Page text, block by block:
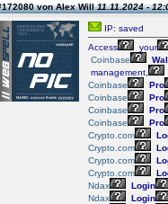
von Alex Will11.11.2024 -
IP: saved
Access
your
Coinbase
management,
Coinbase
Pro
Coinbase
Pro
Coinbase
Pro
Coinbase
Pro
Crypto.com
Crypto.com
Crypto.com
Crypto.com
Ndax
Login
Ndax
Login